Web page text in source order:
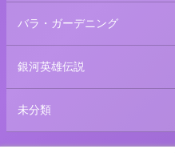
バラ・ガーデニング
銀河英雄伝説
未分類